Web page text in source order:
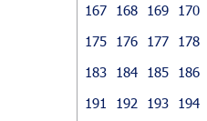
167
168 169 170
175
176 177 178
183
184 185 186
191
192 193 194